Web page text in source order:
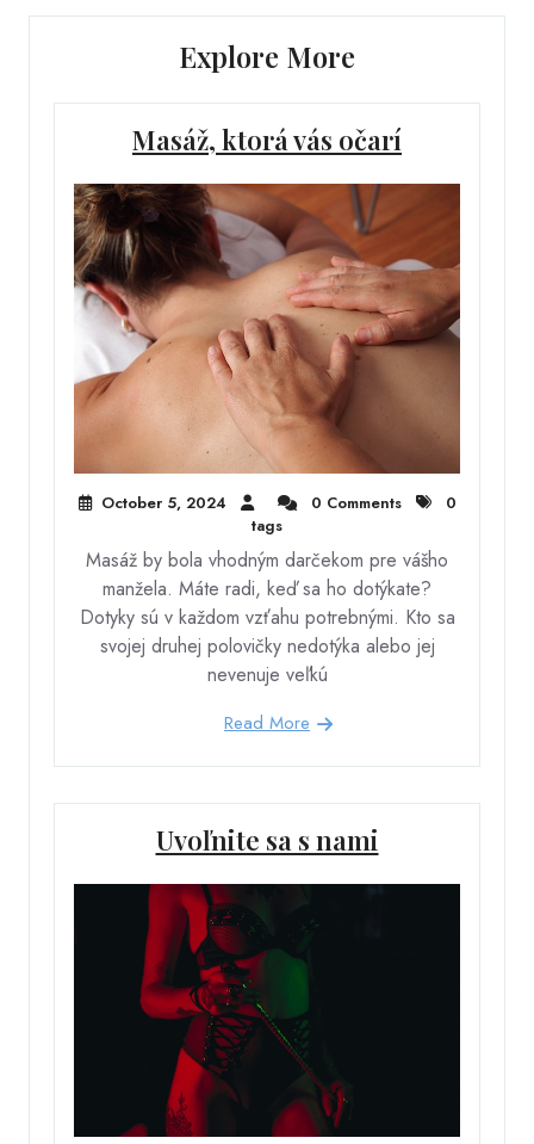
Explore More
Masáž, ktorá vás očarí
October 5, 2024 0 Comments
0
tags
Masáž by bola vhodným darčekom pre vášho
manžela. Máte radi, keď sa ho dotýkate?
Dotyky sú v každom vzťahu potrebnými. Kto sa
svojej druhej polovičky nedotýka alebo jej
nevenuje veľkú
Read More
Uvoľnite sa s nami